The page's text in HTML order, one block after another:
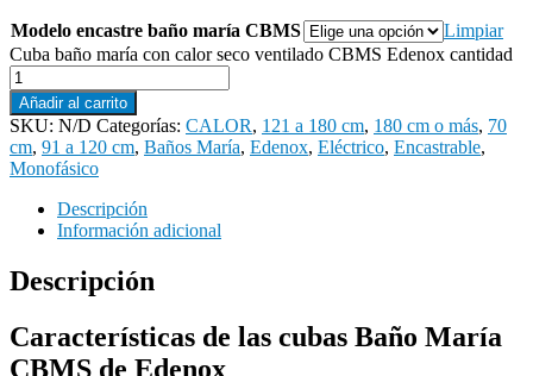
Modelo encastre baño maría CBMS
Limpiar
Cuba baño maría con calor seco ventilado CBMS Edenox cantidad
Añadir al carrito
SKU: N/D Categorías: CALOR, 121 a 180 cm, 180 cm o más, 70
cm, 91 a 120 cm, Baños María, Edenox, Eléctrico, Encastrable,
Monofásico
Descripción
Información adicional
Descripción
Características de las cubas Baño María
CBMS de Edenox